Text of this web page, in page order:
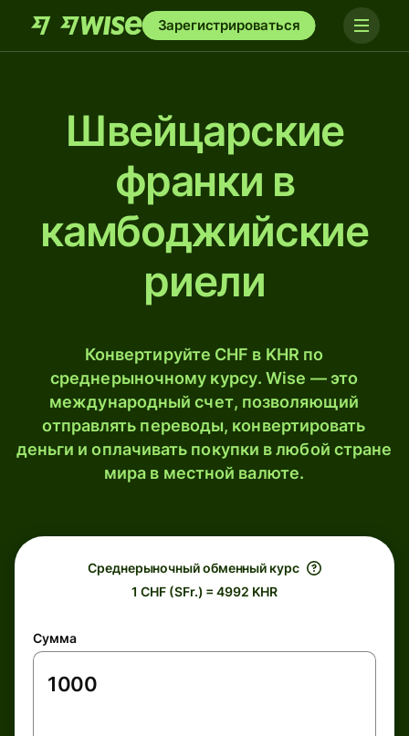
Зарегистрироваться
Швейцарские
франки в
камбоджийские
риели
Конвертируйте CHF в KHR по
среднерыночному курсу. Wise — это
международный счет, позволяющий
отправлять переводы, конвертировать
деньги и оплачивать покупки в любой стране
мира в местной валюте.
Среднерыночный обменный курс
1 CHF (SFr.) = 4992 KHR
Сумма